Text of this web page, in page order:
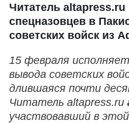
Читатель altapress.ru
спецназовцев в
советских войск из
15 февраля
вывода советских
длившаяся почти
Читатель altapress.ru
участвовавший в